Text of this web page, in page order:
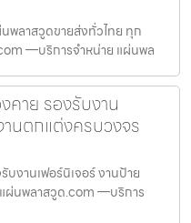
พลาสวูดขายส่งทั่วไทย ทุก
—บริการจำหน่าย แผ่นพล
าย รองรับงาน
านตกแต่งครบวงจร
งานเฟอร์นิเจอร์ งานป้าย
ผ่นพลาสวูด.com —บริการ